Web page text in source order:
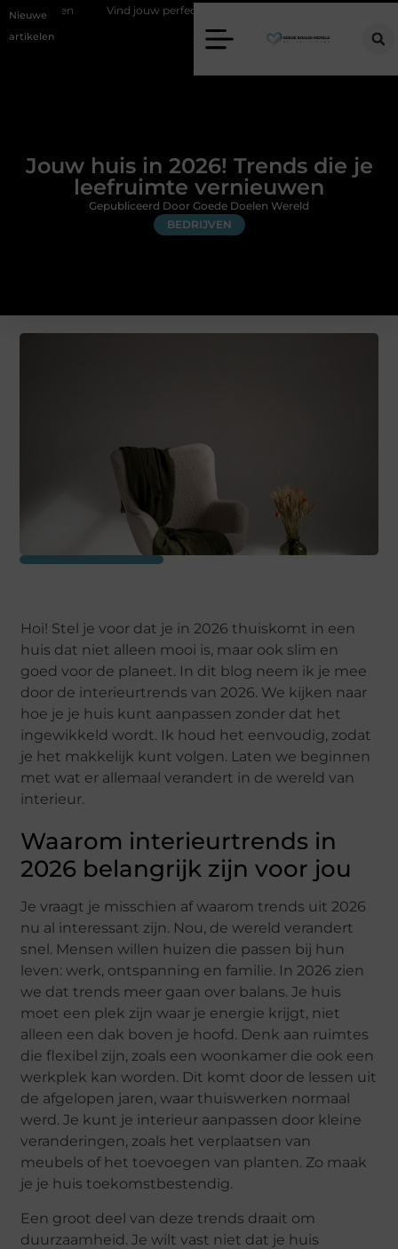
Nieuwe
artikelen
Vind jouw perfecte AC Milan merchandise
Jouw huis in 2026! Trends die je
leefruimte vernieuwen
BEDRIJVEN
Gepubliceerd Door Goede Doelen Wereld
Hoi! Stel je voor dat je in 2026 thuiskomt in een
huis dat niet alleen mooi is, maar ook slim en
goed voor de planeet. In dit blog neem ik je mee
door de interieurtrends van 2026. We kijken naar
hoe je je huis kunt aanpassen zonder dat het
ingewikkeld wordt. Ik houd het eenvoudig, zodat
je het makkelijk kunt volgen. Laten we beginnen
met wat er allemaal verandert in de wereld van
interieur.
Waarom interieurtrends in
2026 belangrijk zijn voor jou
Je vraagt je misschien af waarom trends uit 2026
nu al interessant zijn. Nou, de wereld verandert
snel. Mensen willen huizen die passen bij hun
leven: werk, ontspanning en familie. In 2026 zien
we dat trends meer gaan over balans. Je huis
moet een plek zijn waar je energie krijgt, niet
alleen een dak boven je hoofd. Denk aan ruimtes
die flexibel zijn, zoals een woonkamer die ook een
werkplek kan worden. Dit komt door de lessen uit
de afgelopen jaren, waar thuiswerken normaal
werd. Je kunt je interieur aanpassen door kleine
veranderingen, zoals het verplaatsen van
meubels of het toevoegen van planten. Zo maak
je je huis toekomstbestendig.
Een groot deel van deze trends draait om
duurzaamheid. Je wilt vast niet dat je huis